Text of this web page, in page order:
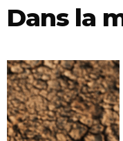
Dans la